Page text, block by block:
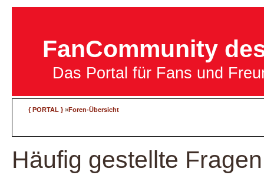
FanCommunity
Das Portal für Fans und
{ PORTAL }»Foren-Übersicht
Häufig gestellte Fragen